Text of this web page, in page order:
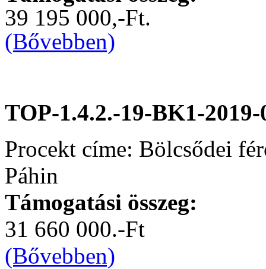
39 195 000,-Ft.
(Bővebben)
TOP-1.4.2.-19-BK1-2019-
Procekt címe: Bölcsődei
Páhin
Támogatási összeg:
31 660 000.-Ft
(Bővebben)